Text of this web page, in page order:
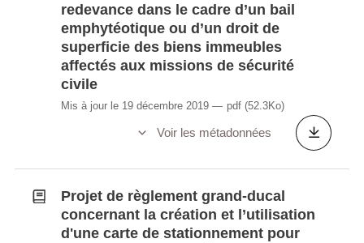
redevance dans le cadre d’un bail
emphytéotique ou d’un droit de
superficie des biens immeubles
affectés aux missions de sécurité
civile
Mis à jour le 19 décembre 2019 pdf (52.3Ko)
Voir les métadonnées
Projet de règlement grand-ducal
concernant la création et l’utilisation
d'une carte de stationnement pour